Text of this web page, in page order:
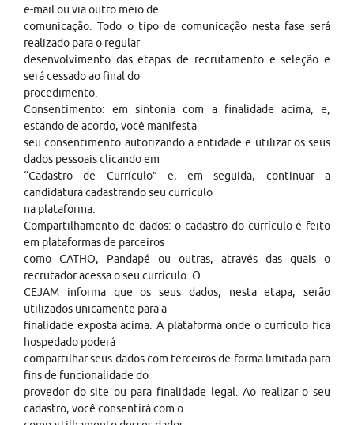
e-mail ou via outro meio de
comunicação. Todo o tipo de comunicação nesta fase será
realizado para o regular
desenvolvimento das etapas de recrutamento e seleção e
será cessado ao final do
procedimento.
Consentimento: em sintonia com a finalidade acima, e,
estando de acordo, você manifesta
seu consentimento autorizando a entidade e utilizar os seus
dados pessoais clicando em
“Cadastro de Currículo” e, em seguida, continuar a
candidatura cadastrando seu currículo
na plataforma.
Compartilhamento de dados: o cadastro do currículo é feito
em plataformas de parceiros
como CATHO, Pandapé ou outras, através das quais o
recrutador acessa o seu currículo. O
CEJAM informa que os seus dados, nesta etapa, serão
utilizados unicamente para a
finalidade exposta acima. A plataforma onde o currículo fica
hospedado poderá
compartilhar seus dados com terceiros de forma limitada para
fins de funcionalidade do
provedor do site ou para finalidade legal. Ao realizar o seu
cadastro, você consentirá com o